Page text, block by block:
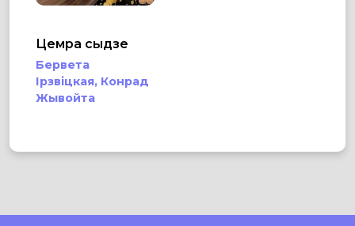
Цемра сыдзе
Бервета
Ірзвіцкая, Конрад
Жывойта